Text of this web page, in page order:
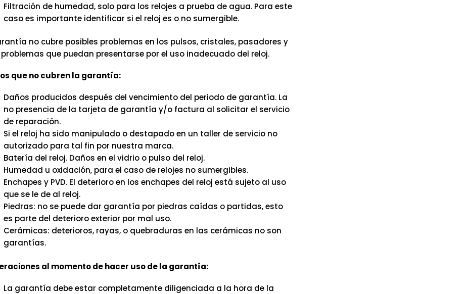
Filtración de humedad, solo para los relojes a prueba de agua. Para este
caso es importante identificar si el reloj es o no sumergible.
no cubre posibles problemas en los pulsos, cristales, pasadores y
que puedan presentarse por el uso inadecuado del reloj.
que no cubren la garantía:
Daños producidos después del vencimiento del periodo de garantía. La
no presencia de la tarjeta de garantía y/o factura al solicitar el servicio
de reparación.
Si el reloj ha sido manipulado o destapado en un taller de servicio no
autorizado para tal fin por nuestra marca.
Batería del reloj. Daños en el vidrio o pulso del reloj.
Humedad u oxidación, para el caso de relojes no sumergibles.
Enchapes y PVD. El deterioro en los enchapes del reloj está sujeto al uso
que se le de al reloj.
Piedras: no se puede dar garantía por piedras caídas o partidas, esto
es parte del deterioro exterior por mal uso.
Cerámicas: deterioros, rayas, o quebraduras en las cerámicas no son
garantías.
al momento de hacer uso de la garantía:
La garantía debe estar completamente diligenciada a la hora de la